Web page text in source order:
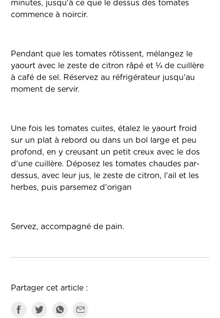
minutes, jusqu'à ce que le dessus des tomates
commence à noircir.
Pendant que les tomates rôtissent, mélangez le
yaourt avec le zeste de citron râpé et ¼ de cuillère
à café de sel. Réservez au réfrigérateur jusqu'au
moment de servir.
Une fois les tomates cuites, étalez le yaourt froid
sur un plat à rebord ou dans un bol large et peu
profond, en y creusant un petit creux avec le dos
d'une cuillère. Déposez les tomates chaudes par-
dessus, avec leur jus, le zeste de citron, l'ail et les
herbes, puis parsemez d'origan
Servez, accompagné de pain.
Partager cet article :